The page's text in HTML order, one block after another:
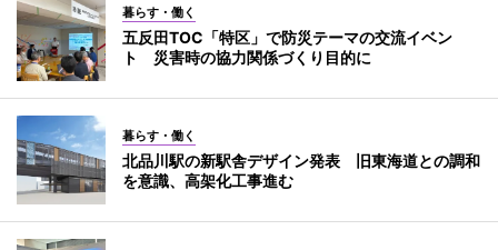
暮らす・働く
五反田TOC「特区」で防災テーマの交流イベン
ト 災害時の協力関係づくり目的に
暮らす・働く
北品川駅の新駅舎デザイン発表 旧東海道との調和
を意識、高架化工事進む